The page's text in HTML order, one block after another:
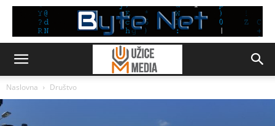
Naslovna Društvo